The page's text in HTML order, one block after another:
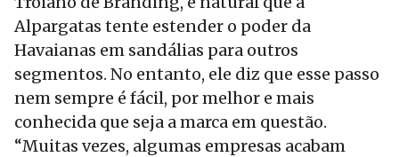
Alpargatas tente estender o poder da
Havaianas em sandálias para outros
segmentos. No entanto, ele diz que esse passo
nem sempre é fácil, por melhor e mais
conhecida que seja a marca em questão.
“Muitas vezes, algumas empresas acabam